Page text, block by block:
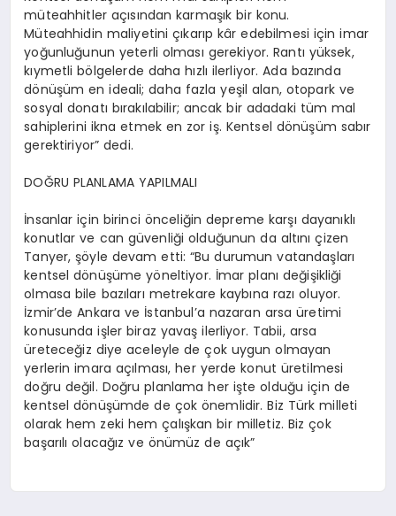
müteahhitler açısından karmaşık bir konu.
Müteahhidin maliyetini çıkarıp kâr edebilmesi için imar
yoğunluğunun yeterli olması gerekiyor. Rantı yüksek,
kıymetli bölgelerde daha hızlı ilerliyor. Ada bazında
dönüşüm en ideali; daha fazla yeşilalan, otopark ve
sosyal donatı bırakılabilir; ancak bir adadaki tüm mal
sahiplerini ikna etmek en zor iş. Kentsel dönüşüm sabır
gerektiriyor” dedi.
DOĞRU PLANLAMA YAPILMALI
İnsanlar için birinci önceliğin depreme karşı dayanıklı
konutlar ve can güvenliği olduğunun da altını çizen
Tanyer, şöyle devam etti: “Bu durumun vatandaşları
kentsel dönüşüme yöneltiyor. İmar planı değişikliği
olmasa bile bazıları metrekare kaybına razı oluyor.
İzmir’de Ankara ve İstanbul’a nazaran arsa üretimi
konusunda işler biraz yavaş ilerliyor. Tabii, arsa
üreteceğiz diye aceleyle de çok uygun olmayan
yerlerin imara açılması, her yerde konut üretilmesi
doğru değil. Doğru planlama her işte olduğu için de
kentsel dönüşümde de çok önemlidir. Biz Türk milleti
olarak hem zeki hem çalışkan bir milletiz. Biz çok
başarılı olacağız ve önümüz de açık”